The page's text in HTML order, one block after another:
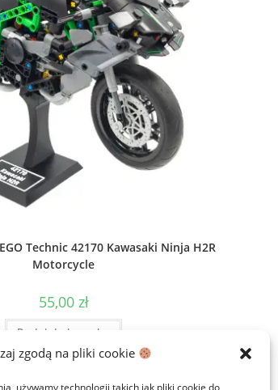
zgodą na pliki cookie
używamy technologii takich jak pliki cookie do
Technic 42170 Kawasaki Ninja H2R
Motorcycle
55,00 zł
Dodaj do koszyka